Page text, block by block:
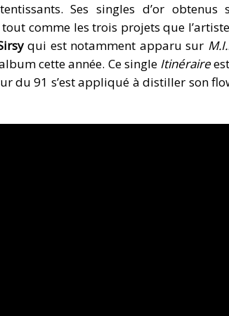
Ses singles d’or
tout comme les trois projets que
qui est notamment apparu sur
cette année. Ce single Itinéraire
du 91 s’est appliqué à distiller son